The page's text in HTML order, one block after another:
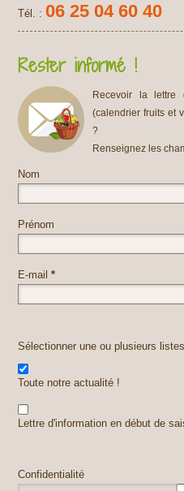
Tél. : 06 25 04 60 40
Rester informé !
Recevoir la lettre
(calendrier fruits et
?
Renseignez les
Nom
Prénom
E-mail*
Sélectionner une ou plusieurs
Toute notre actualité !
Lettre d'information en début de
Confidentialité